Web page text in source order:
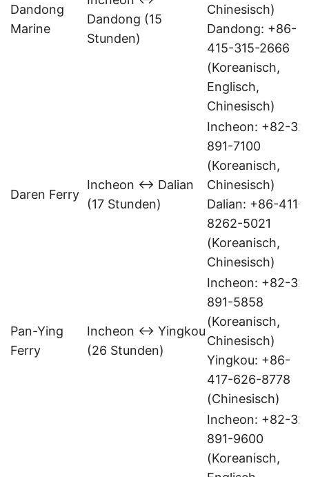
Dandong
Marine
Dandong (15
Stunden)
Chinesisch)
Dandong: +86-
415-315-2666
(Koreanisch,
Englisch,
Chinesisch)
Daren Ferry
Incheon ↔ Dalian
(17 Stunden)
Incheon: +82-
891-7100
(Koreanisch,
Chinesisch)
Dalian: +86-411-
8262-5021
(Koreanisch,
Chinesisch)
Pan-Ying
Ferry
Incheon ↔ Yingkou
(26 Stunden)
Incheon: +82-
891-5858
(Koreanisch,
Chinesisch)
Yingkou: +86-
417-626-8778
(Chinesisch)
Incheon: +82-
891-9600
(Koreanisch,